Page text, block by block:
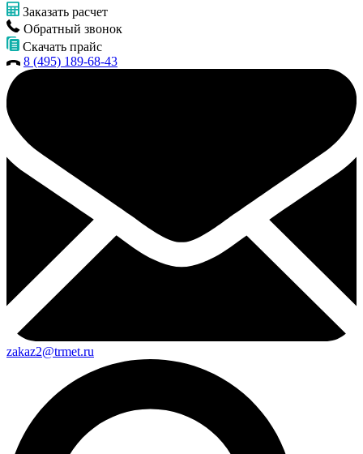
Заказать расчет
Обратный звонок
Скачать прайс
8 (495) 189-68-43
zakaz2@trmet.ru